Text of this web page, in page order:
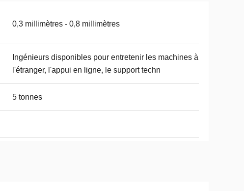
0,3 millimètres - 0,8 millimètres
Ingénieurs disponibles pour entretenir les machines à
l'étranger, l'appui en ligne, le support techn
5 tonnes